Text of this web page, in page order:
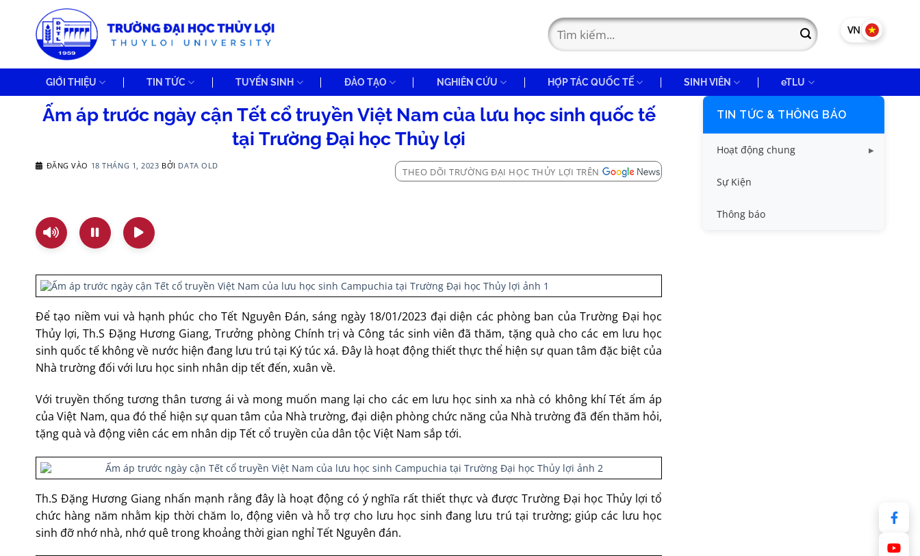
VN EN
GIỚI THIỆU TIN TỨC TUYỂN SINH ĐÀO TẠO NGHIÊN CỨU HỢP TÁC QUỐC TẾ SINH VIÊN eTLU
Ấm áp trước ngày cận Tết cổ truyền Việt Nam của lưu học sinh quốc tế
tại Trường Đại học Thủy lợi
ĐĂNG VÀO 18 THÁNG 1, 2023 BỞI DATA OLD
THEO DÕI TRƯỜNG ĐẠI HỌC THỦY LỢI TRÊN
Để tạo niềm vui và hạnh phúc cho Tết Nguyên Đán, sáng ngày 18/01/2023 đại diện các phòng ban của Trường Đại học
Thủy lợi, Th.S Đặng Hương Giang, Trưởng phòng Chính trị và Công tác sinh viên đã thăm, tặng quà cho các em lưu học
sinh quốc tế không về nước hiện đang lưu trú tại Ký túc xá. Đây là hoạt động thiết thực thể hiện sự quan tâm đặc biệt của
Nhà trường đối với lưu học sinh nhân dịp tết đến, xuân về.
Với truyền thống tương thân tương ái và mong muốn mang lại cho các em lưu học sinh xa nhà có không khí Tết ấm áp
của Việt Nam, qua đó thể hiện sự quan tâm của Nhà trường, đại diện phòng chức năng của Nhà trường đã đến thăm hỏi,
tặng quà và động viên các em nhân dịp Tết cổ truyền của dân tộc Việt Nam sắp tới.
Th.S Đặng Hương Giang nhấn mạnh rằng đây là hoạt động có ý nghĩa rất thiết thực và được Trường Đại học Thủy lợi tổ
chức hàng năm nhằm kịp thời chăm lo, động viên và hỗ trợ cho lưu học sinh đang lưu trú tại trường; giúp các lưu học
sinh đỡ nhớ nhà, nhớ quê trong khoảng thời gian nghỉ Tết Nguyên đán.
TIN TỨC & THÔNG BÁO
Hoạt động chung
Tin công tác sinh viên
Tin đào tạo
Sự Kiện
Thông báo